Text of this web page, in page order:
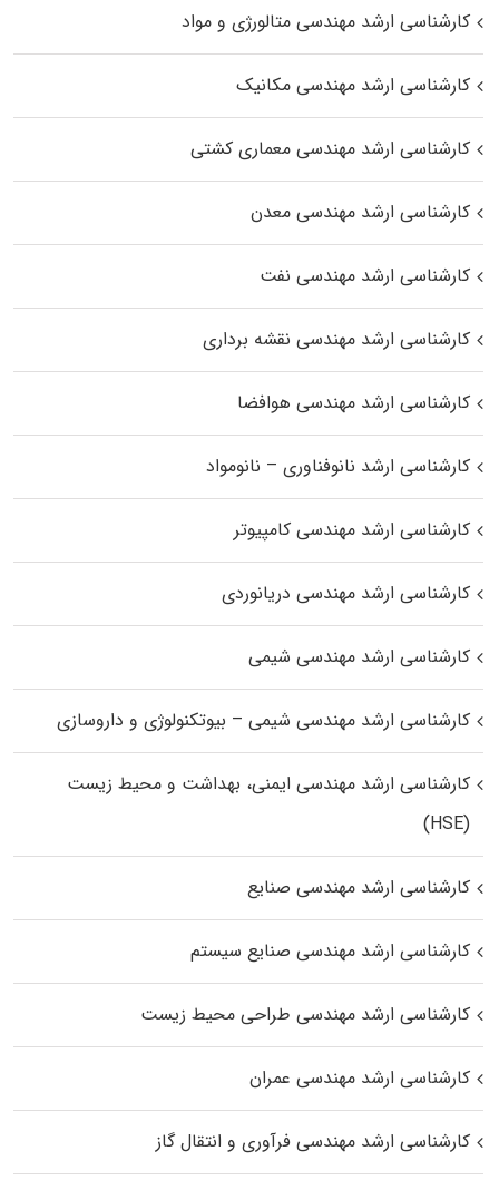
کارشناسی ارشد مهندسی متالورژی و مواد
کارشناسی ارشد مهندسی مکانیک
کارشناسی ارشد مهندسی معماری کشتی
کارشناسی ارشد مهندسی معدن
کارشناسی ارشد مهندسی نفت
کارشناسی ارشد مهندسی نقشه برداری
کارشناسی ارشد مهندسی هوافضا
کارشناسی ارشد نانوفناوری – نانومواد
کارشناسی ارشد مهندسی کامپیوتر
کارشناسی ارشد مهندسی دریانوردی
کارشناسی ارشد مهندسی شیمی
کارشناسی ارشد مهندسی شیمی – بیوتکنولوژی و داروسازی
کارشناسی ارشد مهندسی ایمنی، بهداشت و محیط زیست
(HSE)
کارشناسی ارشد مهندسی صنایع
کارشناسی ارشد مهندسی صنایع سیستم
کارشناسی ارشد مهندسی طراحی محیط زیست
کارشناسی ارشد مهندسی عمران
کارشناسی ارشد مهندسی فرآوری و انتقال گاز